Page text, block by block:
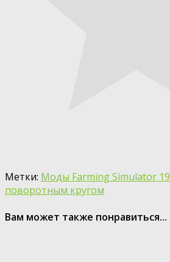
Метки: Моды Farming Simulator 19
поворотным кругом
Вам может также понравиться...